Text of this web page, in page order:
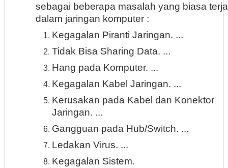
sebagai beberapa masalah yang biasa
dalam jaringan komputer :
Kegagalan Piranti Jaringan. ...
Tidak Bisa Sharing Data. ...
Hang pada Komputer. ...
Kegagalan Kabel Jaringan. ...
Kerusakan pada Kabel dan Konektor
Jaringan. ...
Gangguan pada Hub/Switch. ...
Ledakan Virus. ...
Kegagalan Sistem.